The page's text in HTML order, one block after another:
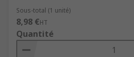
Sous-total (1 unité)
8,98 €HT
Quantité